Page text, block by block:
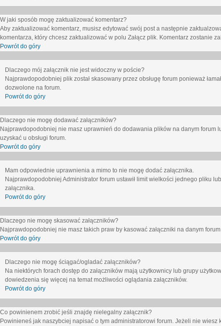
W jaki sposób mogę zaktualizować komentarz?
Aby zaktualizować komentarz, musisz edytować swój post a następnie
komentarza, który chcesz zaktualizować w polu Załącz plik. Komentarz zostanie
Powrót do góry
Dlaczego mój załącznik nie jest widoczny w poście?
Najprawdopodobniej plik został skasowany przez obsługę forum ponieważ
dozwolone na forum.
Powrót do góry
Dlaczego nie mogę dodawać załączników?
Najprawdopodobniej nie masz uprawnień do dodawania plików na danym forum
uzyskać u obsługi forum.
Powrót do góry
Mam odpowiednie uprawnienia a mimo to nie mogę dodać załącznika.
Najprawdopodobniej Administrator forum ustawił limit wielkości jednego pliku
załącznika.
Powrót do góry
Dlaczego nie mogę skasować załączników?
Najprawdopodobniej nie masz takich praw by kasować załączniki na danym
Powrót do góry
Dlaczego nie mogę ściągać/ogladać załączników?
Na niektórych forach dostęp do załączników mają użytkownicy lub grupy
dowiedzenia się więcej na temat możliwości oglądania załączników.
Powrót do góry
Co powinienem zrobić jeśli znajdę nielegalny załącznik?
Powinieneś jak naszybciej napisać o tym administratorowi forum. Jeżeli nie